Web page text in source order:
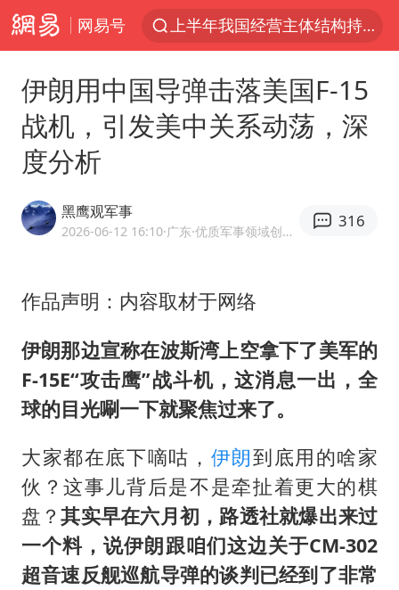
网易号
上半年我国经营主体结构持续优化
浙江省委书记：该停下的坚决停下来
中国籍豪华游艇富商之子在泰国被杀
看完所有石窟需2000元？景区回应
新疆一婚礼线上邀请引热议
国足U17与阿森纳决赛取消 并列冠军
韩军前线部队连曝丑闻
云南一男子胃中取出180颗铁钉
曹颖儿子首次演长剧
以军士兵把枪口对准中国记者
伊朗用中国导弹击落美国F-15
战机，引发美中关系动荡，深
度分析
黑鹰观军事
2026-06-12 16:10·广东 ·优质军事领域创作者
316
作品声明：内容取材于网络
伊朗那边宣称在波斯湾上空拿下了美军的
F-15E“攻击鹰”战斗机，这消息一出，全
球的目光唰一下就聚焦过来了。
大家都在底下嘀咕， 伊朗到底用的啥家
伙？这事儿背后是不是牵扯着更大的棋
盘？其实早在六月初，路透社就爆出来过
一个料，说伊朗跟咱们这边关于CM-302
超音速反舰巡航导弹的谈判已经到了非常